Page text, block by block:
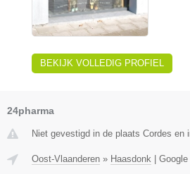
BEKIJK VOLLEDIG PROFIEL
24pharma
Niet gevestigd in de plaats Cordes en
Oost-Vlaanderen » Haasdonk